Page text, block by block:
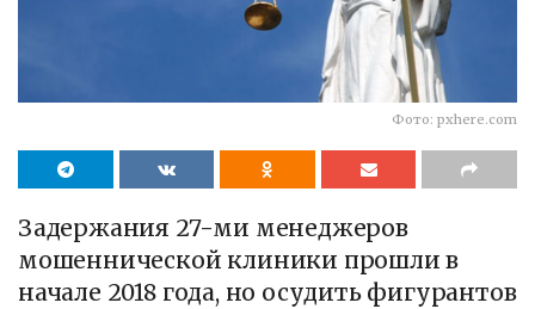
Фото: pxhere.com
Задержания 27-ми менеджеров
мошеннической клиники прошли в
начале 2018 года, но осудить фигурантов